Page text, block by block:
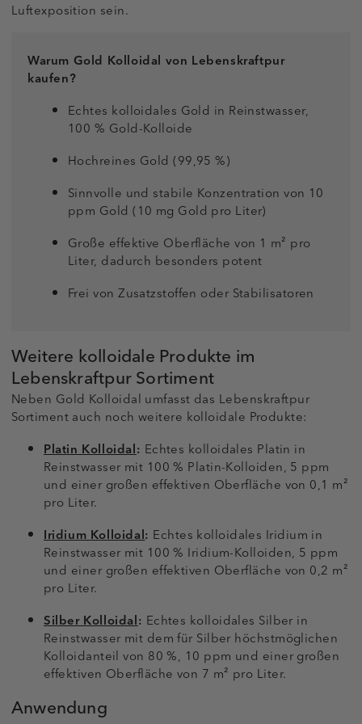
Luftexposition sein.
Warum Gold Kolloidal von Lebenskraftpur
kaufen?
Echtes kolloidales Gold in Reinstwasser,
100 % Gold-Kolloide
Hochreines Gold (99,95 %)
Sinnvolle und stabile Konzentration von 10
ppm Gold (10 mg Gold pro Liter)
Große effektive Oberfläche von 1 m² pro
Liter, dadurch besonders potent
Frei von Zusatzstoffen oder Stabilisatoren
Weitere kolloidale Produkte im
Lebenskraftpur Sortiment
Neben Gold Kolloidal umfasst das Lebenskraftpur
Sortiment auch noch weitere kolloidale Produkte:
Platin Kolloidal: Echtes kolloidales Platin in
Reinstwasser mit 100 % Platin-Kolloiden, 5 ppm
und einer großen effektiven Oberfläche von 0,1 m²
pro Liter.
Iridium Kolloidal: Echtes kolloidales Iridium in
Reinstwasser mit 100 % Iridium-Kolloiden, 5 ppm
und einer großen effektiven Oberfläche von 0,2 m²
pro Liter.
Silber Kolloidal: Echtes kolloidales Silber in
Reinstwasser mit dem für Silber höchstmöglichen
Kolloidanteil von 80 %, 10 ppm und einer großen
effektiven Oberfläche von 7 m² pro Liter.
Anwendung